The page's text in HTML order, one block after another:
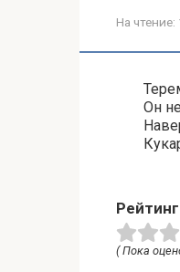
На чтение:
Он
Рейтинг
( Пока